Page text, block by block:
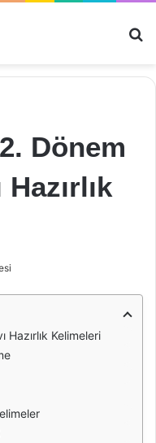
Dönem
Hazırlık
Hazırlık Kelimeleri